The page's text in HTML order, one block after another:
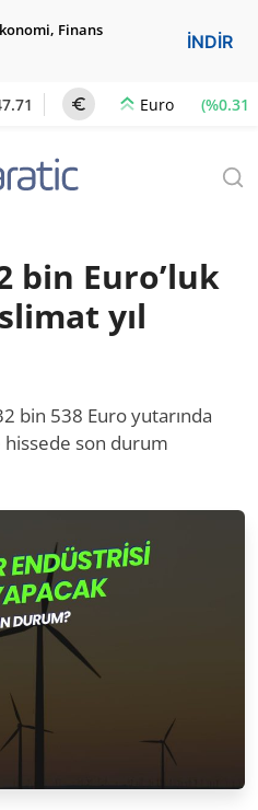
Finans
İNDİR
Euro (%0.31)
bin Euro’luk
yıl
bin 538 Euro yutarında
hissede son durum